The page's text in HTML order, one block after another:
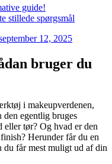
guide!
stillede spørgsmål
12, 2025
bruger du
i makeupverdenen,
egentlig bruges
tør? Og hvad er den
Herunder får du en
får mest muligt ud af din